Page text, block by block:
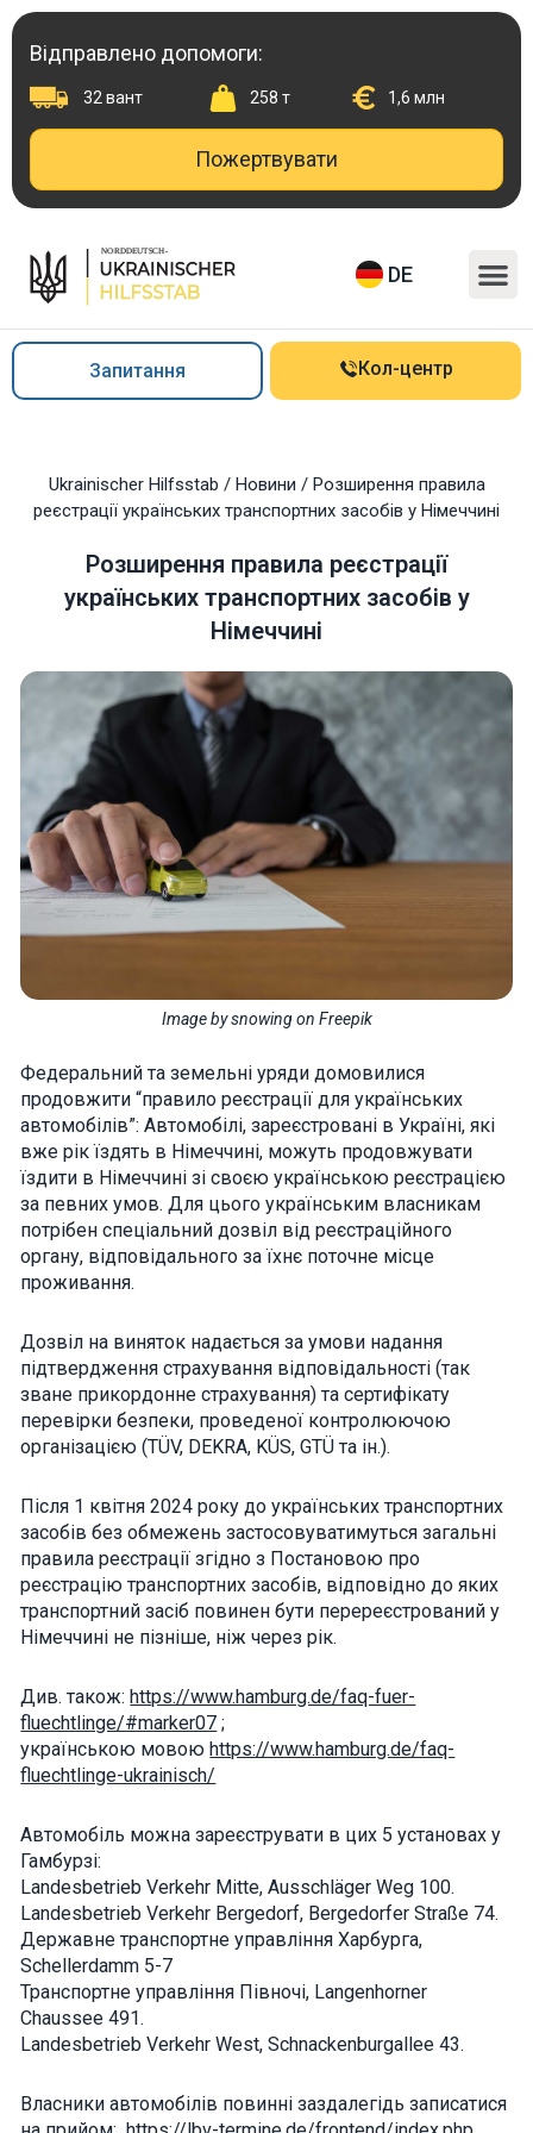
Перейти
до
вмістуВідправлено допомоги:
32 вант 258 т 1,6 млн
Пожертвувати
DE
Запитання Кол-центр
Ukrainischer Hilfsstab / Новини / Розширення правила
реєстрації українських транспортних засобів у Німеччині
Розширення правила реєстрації
українських транспортних засобів у
Німеччині
Image by snowing on Freepik
Федеральний та земельні уряди домовилися
продовжити “правило реєстрації для українських
автомобілів”: Автомобілі, зареєстровані в Україні, які
вже рік їздять в Німеччині, можуть продовжувати
їздити в Німеччині зі своєю українською реєстрацією
за певних умов. Для цього українським власникам
потрібен спеціальний дозвіл від реєстраційного
органу, відповідального за їхнє поточне місце
проживання.
Дозвіл на виняток надається за умови надання
підтвердження страхування відповідальності (так
зване прикордонне страхування) та сертифікату
перевірки безпеки, проведеної контролюючою
організацією (TÜV, DEKRA, KÜS, GTÜ та ін.).
Після 1 квітня 2024 року до українських транспортних
засобів без обмежень застосовуватимуться загальні
правила реєстрації згідно з Постановою про
реєстрацію транспортних засобів, відповідно до яких
транспортний засіб повинен бути перереєстрований у
Німеччині не пізніше, ніж через рік.
Див. також: https://www.hamburg.de/faq-fuer-
fluechtlinge/#marker07 ;
українською мовою https://www.hamburg.de/faq-
fluechtlinge-ukrainisch/
Автомобіль можна зареєструвати в цих 5 установах у
Гамбурзі:
Landesbetrieb Verkehr Mitte, Ausschläger Weg 100.
Landesbetrieb Verkehr Bergedorf, Bergedorfer Straße 74.
Державне транспортне управління Харбурга,
Schellerdamm 5-7
Транспортне управління Півночі, Langenhorner
Chaussee 491.
Landesbetrieb Verkehr West, Schnackenburgallee 43.
Власники автомобілів повинні заздалегідь записатися
Necessary
These
cookies are
not optional.
They are
needed for
the website
to function.
Statistics
In order for
functionality
and
how the
website is
used.
Experience
In order for
our website
to perform
refuse these
cookies,
functionality
will
disappear
Marketing
By sharing
your
interests and
behavior as
increase the
chance of
personalized